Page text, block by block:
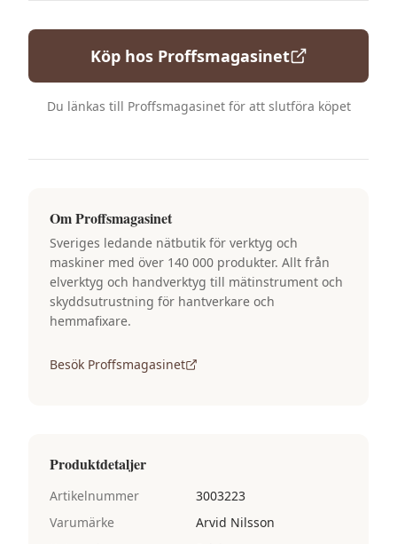
Köp hos Proffsmagasinet
Du länkas till Proffsmagasinetför att slutföra köpet
OmProffsmagasinet
Sveriges ledande nätbutik för verktyg och
maskiner med över 140 000 produkter. Allt från
elverktyg och handverktyg till mätinstrument och
skyddsutrustning för hantverkare och
hemmafixare.
Besök Proffsmagasinet
Produktdetaljer
Artikelnummer
3003223
Varumärke
Arvid Nilsson